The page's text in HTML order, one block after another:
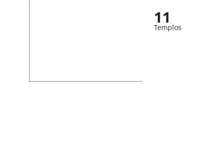
11
Templos